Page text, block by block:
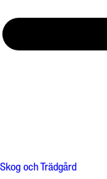
Skog och Trädgård